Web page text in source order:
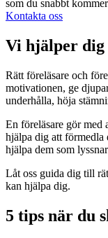
som du snabbt
Kontakta oss
Vi hjälper dig
Rätt föreläsare och
motivationen, ge
underhålla, höja
En föreläsare gör med
hjälpa dig att förmedla
hjälpa dem som
Låt oss guida dig till
kan hjälpa dig.
5 tips när du